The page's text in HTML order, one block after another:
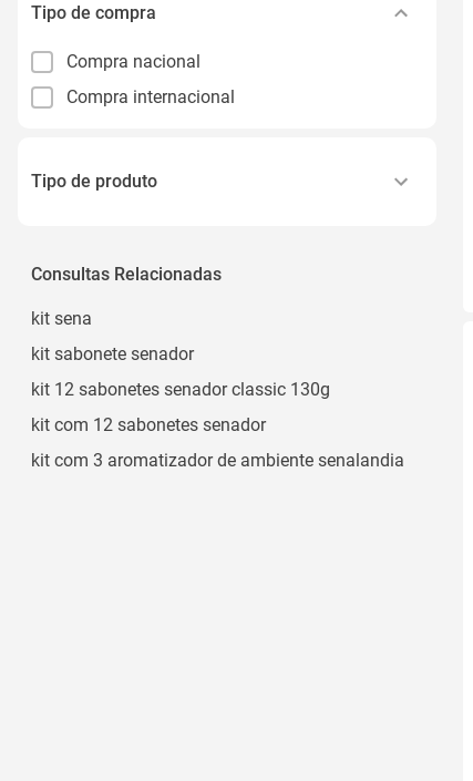
Tipo de compra
Compra nacional
Compra internacional
Tipo de produto
Retrovisor
Consultas Relacionadas
kit sena
kit sabonete senador
kit 12 sabonetes senador classic 130g
kit com 12 sabonetes senador
kit com 3 aromatizador de ambiente senalandia